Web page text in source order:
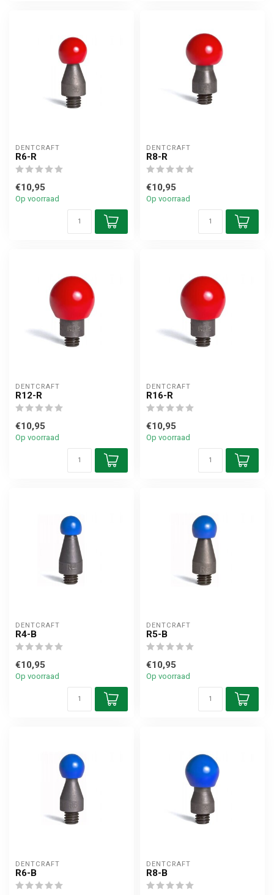
DENTCRAFT
R6-R
€10,95
Op voorraad
DENTCRAFT
R8-R
€10,95
Op voorraad
DENTCRAFT
R12-R
€10,95
Op voorraad
DENTCRAFT
R16-R
€10,95
Op voorraad
DENTCRAFT
R4-B
€10,95
Op voorraad
DENTCRAFT
R5-B
€10,95
Op voorraad
DENTCRAFT
R6-B
DENTCRAFT
R8-B